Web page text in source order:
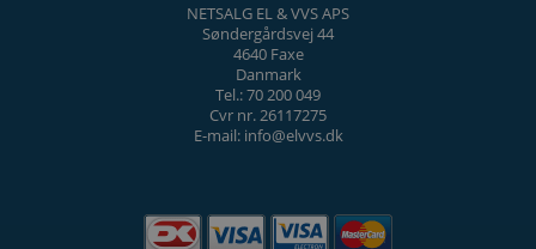
NETSALG EL & VVS APS
Søndergårdsvej 44
4640 Faxe
Danmark
Tel.: 70 200 049
Cvr nr. 26117275
E-mail: info@elvvs.dk